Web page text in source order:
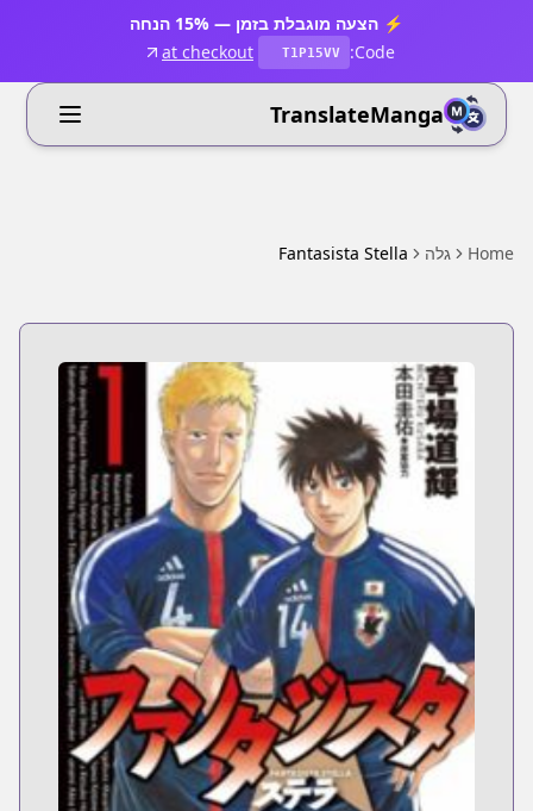
⚡ הצעה מוגבלת בזמן — 15% הנחה
Code:
T1P15VV
at checkout
TranslateManga
Home גלה Fantasista Stella